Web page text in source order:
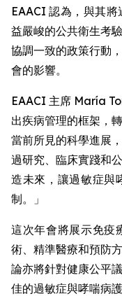
EAACI 認為，與其
益嚴峻的公共衛生考
協調一致的政策行動
會的影響。
EAACI 主席 María
出疾病管理的框架，
當前所見的科學進展
過研究、臨床實踐和
造未來，讓過敏症與
制。」
這次年會將展示免疫
術、精準醫療和預防
論亦將針對健康公平
佳的過敏症與哮喘病護